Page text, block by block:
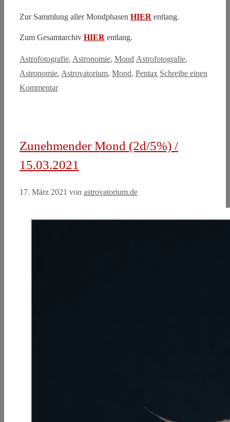
Zur Sammlung aller Mondphasen HIER entlang.
Zum Gesamtarchiv HIER entlang.
Kategorien
Astrofotografie, Astronomie, Mond Schlagwörter
Astrofotografie,
Astronomie, Astrovatorium, Mond, Pentax Schreibe einen
Kommentar
Zunehmender Mond (2d/5%) /
15.03.2021
17. März 2021 von astrovatorium.de